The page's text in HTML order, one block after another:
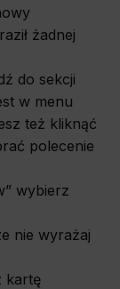
żadnej
do sekcji
w menu
też kliknąć
polecenie
wybierz
nie wyrażaj
kartę